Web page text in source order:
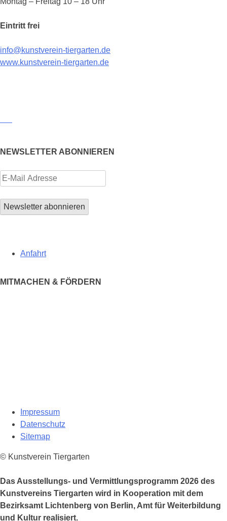
Eintritt frei
info@kunstverein-tiergarten.de
www.kunstverein-tiergarten.de
NEWSLETTER ABONNIEREN
Anfahrt
MITMACHEN & FÖRDERN
Impressum
Datenschutz
Sitemap
© Kunstverein Tiergarten
Das Ausstellungs- und Vermittlungsprogramm 2026 des
Kunstvereins Tiergarten wird in Kooperation mit dem
Bezirksamt Lichtenberg von Berlin, Amt für Weiterbildung
und Kultur realisiert.